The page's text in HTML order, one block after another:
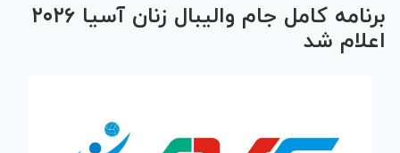
برنامه کامل جام والیبال زنان آسیا ۲۰۲۶
اعلام شد